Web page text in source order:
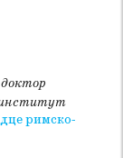
институт
римско-